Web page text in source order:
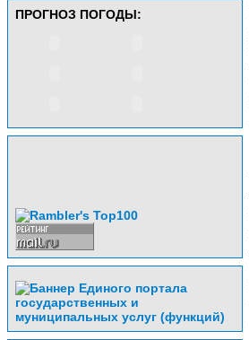
ПРОГНОЗ ПОГОДЫ: